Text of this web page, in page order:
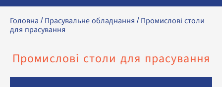
Пральні машини
Сушильні машини
Прасувальні машини
Головна / Прасувальне обладнання / Промислові столи
для прасування
Промислові столи для прасування